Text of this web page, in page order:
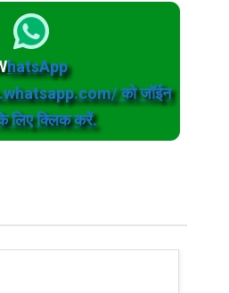
hatsApp
को जॉईन
लिए क्लिक करें.